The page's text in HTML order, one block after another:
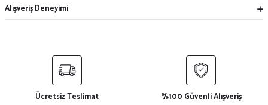
Alışveriş Deneyimi
Ücretsiz Teslimat %100 Güvenli Alışveriş